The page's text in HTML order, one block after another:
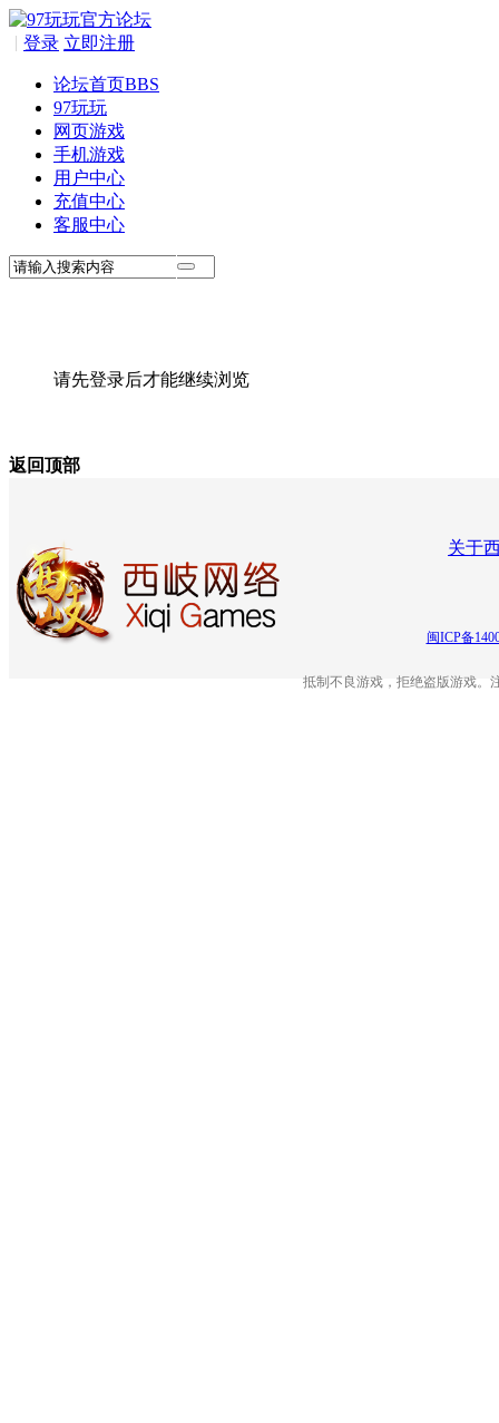
登录
| 立即注册
论坛首页BBS
97玩玩
网页游戏
手机游戏
用户中心
充值中心
客服中心
请先登录后才能继续浏览
返回顶部
关于
闽ICP备
抵制不良游戏，拒绝盗版游戏。